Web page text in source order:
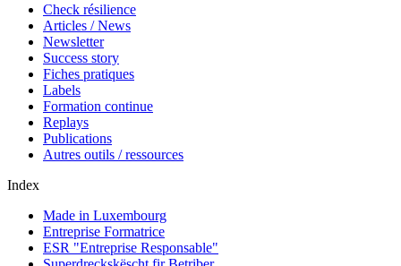
Check résilience
Articles / News
Newsletter
Success story
Fiches pratiques
Labels
Formation continue
Replays
Publications
Autres outils / ressources
Index
Made in Luxembourg
Entreprise Formatrice
ESR "Entreprise Responsable"